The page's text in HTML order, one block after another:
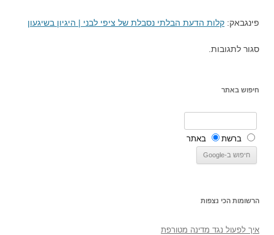
פינגבאק: קלות הדעת הבלתי נסבלת של ציפי לבני | היגיון בשיגעון
סגור לתגובות.
חיפוש באתר
ברשת באתר
הרשומות הכי נצפות
איך לפעול נגד מדינה מטורפת